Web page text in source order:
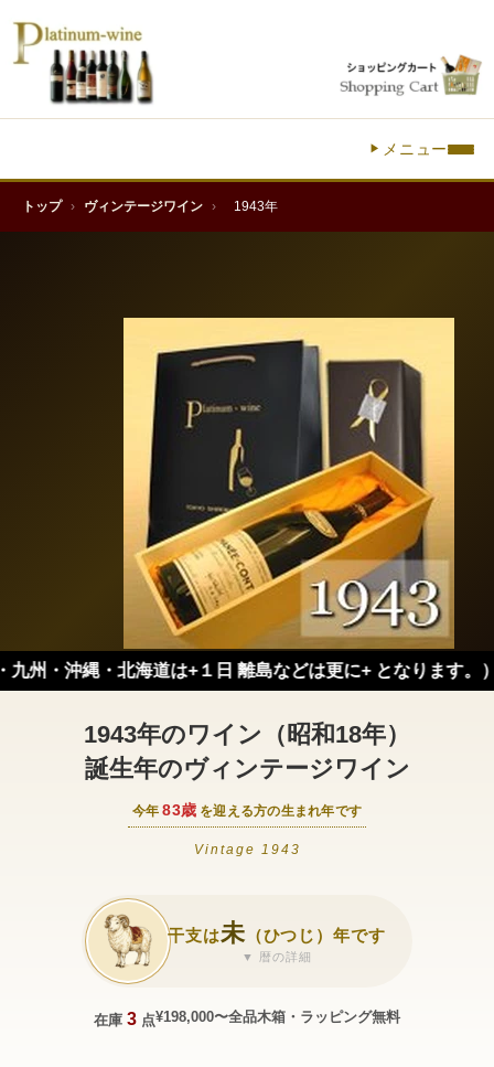
メニュー
トップ › ヴィンテージワイン › 1943年
・北海道は+１日 離島などは更に+ となります。）
1943年のワイン（昭和18年）
誕生年のヴィンテージワイン
今年 83歳 を迎える方の生まれ年です
Vintage 1943
干支は未（ひつじ）年です
▼ 暦の詳細
在庫 3 点¥198,000〜全品木箱・ラッピング無料